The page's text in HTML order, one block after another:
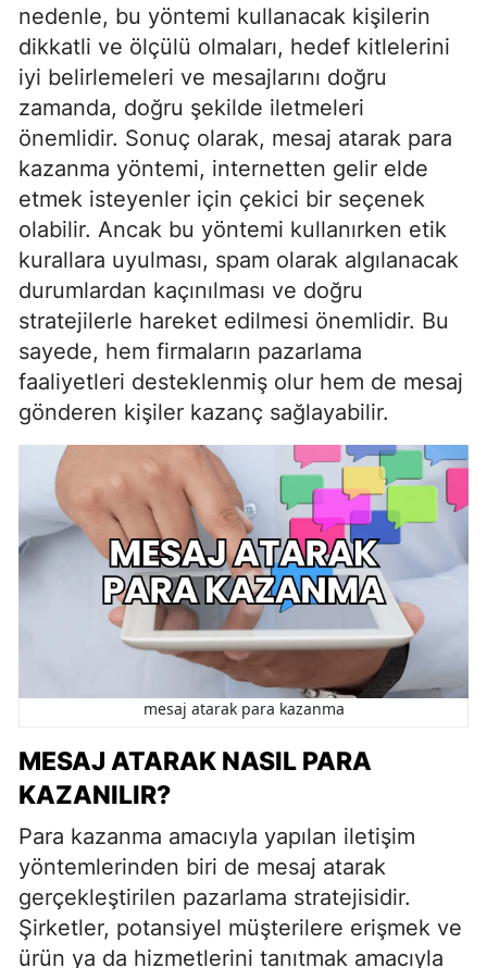
nedenle, bu yöntemi kullanacak kişilerin
dikkatli ve ölçülü olmaları, hedef kitlelerini
iyi belirlemeleri ve mesajlarını doğru
zamanda, doğru şekilde iletmeleri
önemlidir. Sonuç olarak, mesaj atarak para
kazanma yöntemi, internetten gelir elde
etmek isteyenler için çekici bir seçenek
olabilir. Ancak bu yöntemi kullanırken etik
kurallara uyulması, spam olarak algılanacak
durumlardan kaçınılması ve doğru
stratejilerle hareket edilmesi önemlidir. Bu
sayede, hem firmaların pazarlama
faaliyetleri desteklenmiş olur hem de mesaj
gönderen kişiler kazanç sağlayabilir.
mesaj atarak para kazanma
MESAJ ATARAK NASIL PARA
KAZANILIR?
Para kazanma amacıyla yapılan iletişim
yöntemlerinden biri de mesaj atarak
gerçekleştirilen pazarlama stratejisidir.
Şirketler, potansiyel müşterilere erişmek ve
ürün ya da hizmetlerini tanıtmak amacıyla